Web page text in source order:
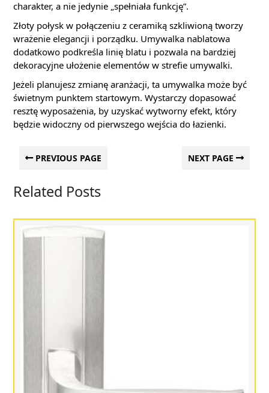
charakter, a nie jedynie „spełniała funkcję”.
Złoty połysk w połączeniu z ceramiką szkliwioną tworzy
wrażenie elegancji i porządku. Umywalka nablatowa
dodatkowo podkreśla linię blatu i pozwala na bardziej
dekoracyjne ułożenie elementów w strefie umywalki.
Jeżeli planujesz zmianę aranżacji, ta umywalka może być
świetnym punktem startowym. Wystarczy dopasować
resztę wyposażenia, by uzyskać wytworny efekt, który
będzie widoczny od pierwszego wejścia do łazienki.
PREVIOUS PAGE NEXT PAGE
Related Posts